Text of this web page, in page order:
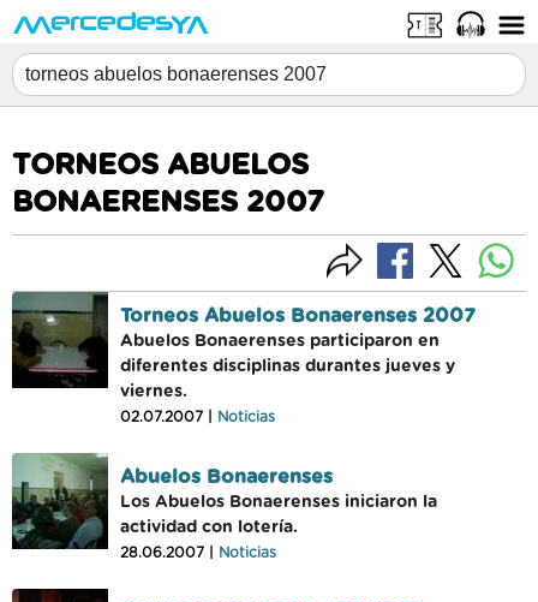
TORNEOS ABUELOS
BONAERENSES 2007
Torneos Abuelos Bonaerenses 2007
Abuelos Bonaerenses participaron en
diferentes disciplinas durantes jueves y
viernes.
02.07.2007 | Noticias
Abuelos Bonaerenses
Los Abuelos Bonaerenses iniciaron la
actividad con lotería.
28.06.2007 | Noticias